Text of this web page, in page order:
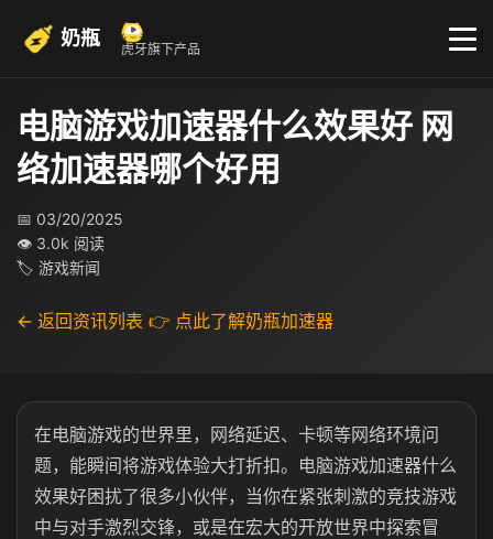
奶瓶 虎牙旗下产品
电脑游戏加速器什么效果好 网
络加速器哪个好用
📅 03/20/2025
👁 3.0k 阅读
🏷 游戏新闻
← 返回资讯列表 👉 点此了解奶瓶加速器
在电脑游戏的世界里，网络延迟、卡顿等网络环境问
题，能瞬间将游戏体验大打折扣。电脑游戏加速器什么
效果好困扰了很多小伙伴，当你在紧张刺激的竞技游戏
中与对手激烈交锋，或是在宏大的开放世界中探索冒